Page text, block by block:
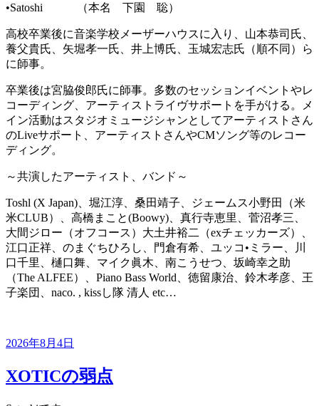
•Satoshi （本名 下園 聡）
高校卒業後に音楽学校メーザーハウスに入り、山本恭司氏、
養父貴氏、矢堀孝一氏、井上博氏、玉城宏志氏（順不同）ら
に師事。
卒業後は宮脇俊郎氏に師事。多数のセッションイベントやレ
コーディング、アーティストライヴサポートを手がける。メ
イン活動はスタジオミュージシャンとしてアーティストさん
のLiveサポート、アーティストさんやCMソング等のレコー
ディング。
～共演したアーティスト、バンド～
Toshl (X Japan)、堀江淳、桑田靖子、ジェームス小野田（米
米CLUB）、高橋まこと(Boowy)、真行寺恵里、菅沼孝三、
大間ジロー（オフコース）大土井裕二（exチェッカーズ）、
江口正祥、のまぐちひろし、門倉有希、ユッコ•ミラー、川
口千里、樋口舞、マイク眞木、南こうせつ、坂崎幸之助
（The ALFEE）、Piano Bass World、徳留康治、鈴木孝彦、王
子楽団、naco. , kissし隊 清人 etc…
投
日:
2026年8月4日
XOTICの弱点